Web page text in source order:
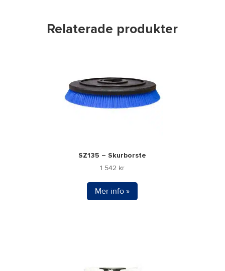
Relaterade produkter
SZ135 – Skurborste
1 542 kr
Mer info »